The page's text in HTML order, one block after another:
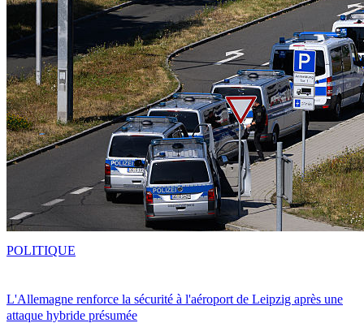
L'Allemagne renforce la sécurité à l'aéroport de Leipzig après une
attaque hybride présumée
POLITIQUE